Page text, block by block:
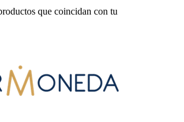
que coincidan con tu